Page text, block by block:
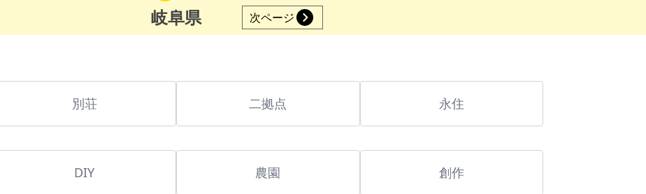
岐阜県 次ページ
別荘 二拠点 永住
DIY 農園 創作